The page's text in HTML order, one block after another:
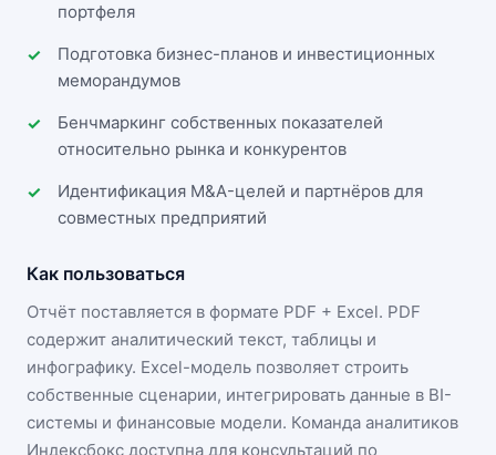
портфеля
Подготовка бизнес-планов и инвестиционных
меморандумов
Бенчмаркинг собственных показателей
относительно рынка и конкурентов
Идентификация M&A-целей и партнёров для
совместных предприятий
Как пользоваться
Отчёт поставляется в формате PDF + Excel. PDF
содержит аналитический текст, таблицы и
инфографику. Excel-модель позволяет строить
собственные сценарии, интегрировать данные в BI-
системы и финансовые модели. Команда аналитиков
Индексбокс доступна для консультаций по